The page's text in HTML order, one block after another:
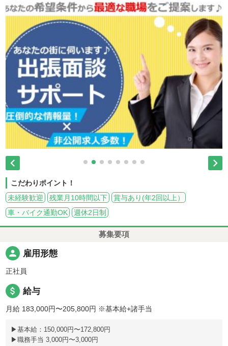
 
こだわりポイント！
未経験歓迎
残業月10時間以下
賞与あり(年2回以上）
車・バイク通勤OK
週休2日制
募集要項
person 雇用形態
正社員
attach_money 給与
月給 183,000円〜205,800円 ※基本給+諸手当
▶基本給：150,000円〜172,800円
▶職務手当 3,000円〜3,000円